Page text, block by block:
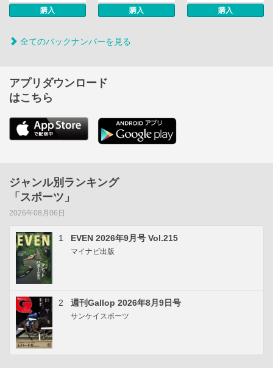
購入 購入 購入
全てのバックナンバーを見る
アプリダウンロード
はこちら
ジャンル別ランキング
「スポーツ」
2026年08月06日
1 EVEN 2026年9月号 Vol.215
マイナビ出版
2 週刊Gallop 2026年8月9日号
サンケイスポーツ